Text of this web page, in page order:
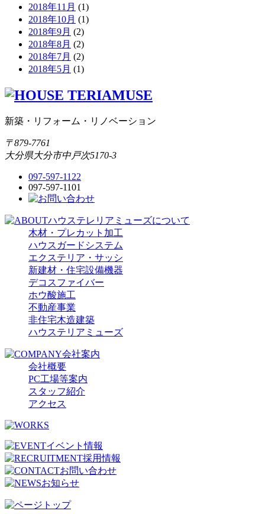
2018年11月 (1)
2018年10月 (1)
2018年9月 (2)
2018年8月 (2)
2018年7月 (2)
2018年5月 (1)
新築・リフォーム・リノベーション
〒879-7761
大分県大分市中戸次5170-3
097-597-1122
097-597-1101
木材・プレカット加工
ハウスガードシステム
エクステリア・サッシ
新建材・住宅設備機器
デコスファイバー
ホウ酸施工
不動産事業
非住宅木造建築
ハウステリアミューズ
会社概要
PC工場等案内
スタッフ紹介
アクセス